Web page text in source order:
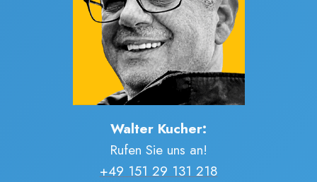
Walter Kucher:
Rufen Sie uns an!
+49 151 29 131 218